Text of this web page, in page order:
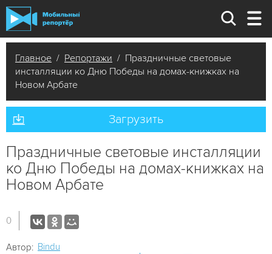
Главное / Репортажи / Праздничные световые
инсталляции ко Дню Победы на домах-книжках на
Новом Арбате
Загрузить
Праздничные световые инсталляции
ко Дню Победы на домах-книжках на
Новом Арбате
0
Автор: Bindu